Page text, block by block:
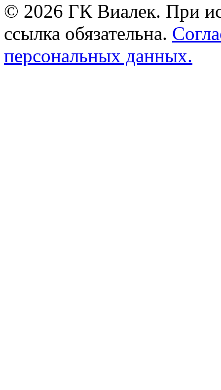
© 2026 ГК Виалек. При
ссылка обязательна.
персональных данных.